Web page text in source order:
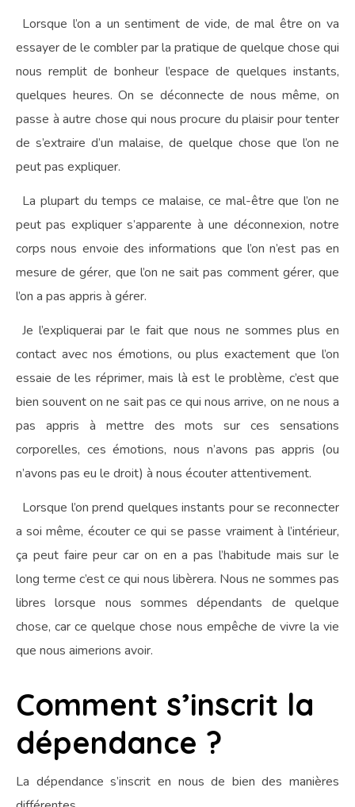
Lorsque l’on a un sentiment de vide, de mal être on va
essayer de le combler par la pratique de quelque chose qui
nous remplit de bonheur l’espace de quelques instants,
quelques heures. On se déconnecte de nous même, on
passe à autre chose qui nous procure du plaisir pour tenter
de s’extraire d’un malaise, de quelque chose que l’on ne
peut pas expliquer.
La plupart du temps ce malaise, ce mal-être que l’on ne
peut pas expliquer s’apparente à une déconnexion, notre
corps nous envoie des informations que l’on n’est pas en
mesure de gérer, que l’on ne sait pas comment gérer, que
l’on a pas appris à gérer.
Je l’expliquerai par le fait que nous ne sommes plus en
contact avec nos émotions, ou plus exactement que l’on
essaie de les réprimer, mais là est le problème, c’est que
bien souvent on ne sait pas ce qui nous arrive, on ne nous a
pas appris à mettre des mots sur ces sensations
corporelles, ces émotions, nous n’avons pas appris (ou
n’avons pas eu le droit) à nous écouter attentivement.
Lorsque l’on prend quelques instants pour se reconnecter
a soi même, écouter ce qui se passe vraiment à l’intérieur,
ça peut faire peur car on en a pas l’habitude mais sur le
long terme c’est ce qui nous libèrera. Nous ne sommes pas
libres lorsque nous sommes dépendants de quelque
chose, car ce quelque chose nous empêche de vivre la vie
que nous aimerions avoir.
Comment s’inscrit la
dépendance ?
La dépendance s’inscrit en nous de bien des manières